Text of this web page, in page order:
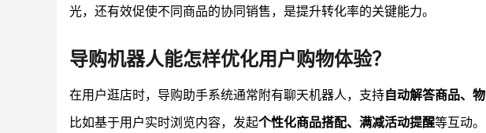
光，还有效促使不同商品的协同销售，是提升转化率的关键能力。
导购机器人能怎样优化用户购物体验？
在用户逛店时，导购助手系统通常附有聊天机器人，支持自动解答商品、
比如基于用户实时浏览内容，发起个性化商品搭配、满减活动提醒等互动。